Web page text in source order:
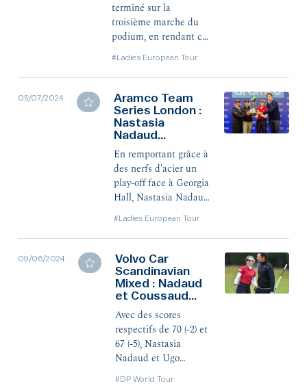
terminé sur la
troisième marche du
podium, en rendant ce
meilleure performance
du jour. Un coup
derrière, Nastasia
Nadaud conclut une
très belle semaine par
une 4e place, son
meilleur résultat
individuel de la saison
sur le LET.
#Ladies European Tour
05/07/2024
Aramco Team
Series London :
Nastasia
Nadaud
victorieuse avec
son équipe
En remportant grâce à
des nerfs d'acier un
play-off face à Georgia
Hall, Nastasia Nadaud
troisième étape des
Aramco Team Series
2024. Au classement
individuel du tournoi,
Agathe Sauzon,
meilleure Française,
termine sixième.
#Ladies European Tour
09/06/2024
Volvo Car
Scandinavian
Mixed : Nadaud
et Coussaud
septièmes
Avec des scores
respectifs de 70 (-2) et
67 (-5), Nastasia
Nadaud et Ugo
#DP World Tour